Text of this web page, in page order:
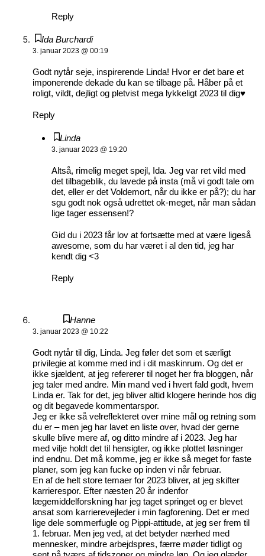
Reply
Ida Burchardi
3. januar 2023 @ 00:19
Godt nytår seje, inspirerende Linda! Hvor er det bare et
imponerende dekade du kan se tilbage på. Håber på et
roligt, vildt, dejligt og pletvist mega lykkeligt 2023 til dig♥️
Reply
Linda
3. januar 2023 @ 19:20
Altså, rimelig meget spejl, Ida. Jeg var ret vild med
det tilbageblik, du lavede på insta (må vi godt tale om
det, eller er det Voldemort, når du ikke er på?); du har
sgu godt nok også udrettet ok-meget, når man sådan
lige tager essensen!?
Gid du i 2023 får lov at fortsætte med at være ligeså
awesome, som du har været i al den tid, jeg har
kendt dig <3
Reply
Hanne
3. januar 2023 @ 10:22
Godt nytår til dig, Linda. Jeg føler det som et særligt
privilegie at komme med ind i dit maskinrum. Og det er
ikke sjældent, at jeg refererer til noget her fra bloggen, når
jeg taler med andre. Min mand ved i hvert fald godt, hvem
Linda er. Tak for det, jeg bliver altid klogere herinde hos dig
og dit begavede kommentarspor.
Jeg er ikke så velreflekteret over mine mål og retning som
du er – men jeg har lavet en liste over, hvad der gerne
skulle blive mere af, og ditto mindre af i 2023. Jeg har
med vilje holdt det til hensigter, og ikke plottet løsninger
ind endnu. Det må komme, jeg er ikke så meget for faste
planer, som jeg kan fucke op inden vi når februar.
En af de helt store temaer for 2023 bliver, at jeg skifter
karrierespor. Efter næsten 20 år indenfor
lægemiddelforskning har jeg taget springet og er blevet
ansat som karrierevejleder i min fagforening. Det er med
lige dele sommerfugle og Pippi-attitude, at jeg ser frem til
1. februar. Men jeg ved, at det betyder nærhed med
mennesker, mindre arbejdspres, færre møder tidligt og